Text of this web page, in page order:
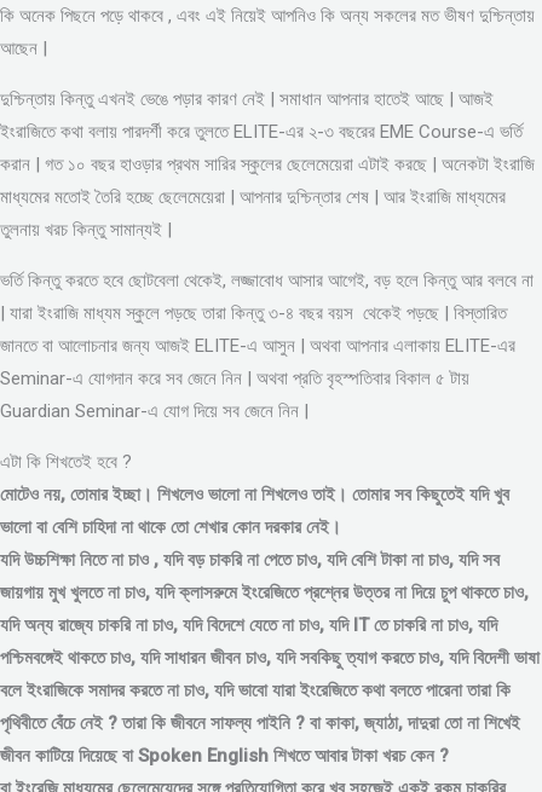
কি অনেক পিছনে পড়ে থাকবে , এবং এই নিয়েই আপনিও কি অন্য সকলের মত ভীষণ দুশ্চিন্তায়
আছেন |
দুশ্চিন্তায় কিন্তু এখনই ভেঙে পড়ার কারণ নেই | সমাধান আপনার হাতেই আছে | আজই
ইংরাজিতে কথা বলায় পারদর্শী করে তুলতে ELITE-এর ২-৩ বছরের EME Course-এ ভর্তি
করান | গত ১০ বছর হাওড়ার প্রথম সারির স্কুলের ছেলেমেয়েরা এটাই করছে | অনেকটা ইংরাজি
মাধ্যমের মতোই তৈরি হচ্ছে ছেলেমেয়েরা | আপনার দুশ্চিন্তার শেষ | আর ইংরাজি মাধ্যমের
তুলনায় খরচ কিন্তু সামান্যই |
ভর্তি কিন্তু করতে হবে ছোটবেলা থেকেই, লজ্জাবোধ আসার আগেই, বড় হলে কিন্তু আর বলবে না
| যারা ইংরাজি মাধ্যম স্কুলে পড়ছে তারা কিন্তু ৩-৪ বছর বয়স থেকেই পড়ছে | বিস্তারিত
জানতে বা আলোচনার জন্য আজই ELITE-এ আসুন | অথবা আপনার এলাকায় ELITE-এর
Seminar-এ যোগদান করে সব জেনে নিন | অথবা প্রতি বৃহস্পতিবার বিকাল ৫ টায়
Guardian Seminar-এ যোগ দিয়ে সব জেনে নিন |
এটা কি শিখতেই হবে ?
মোটেও নয়, তোমার ইচ্ছা। শিখলেও ভালো না শিখলেও তাই। তোমার সব কিছুতেই যদি খুব
ভালো বা বেশি চাহিদা না থাকে তো শেখার কোন দরকার নেই।
যদি উচ্চশিক্ষা নিতে না চাও , যদি বড় চাকরি না পেতে চাও, যদি বেশি টাকা না চাও, যদি সব
জায়গায় মুখ খুলতে না চাও, যদি ক্লাসরুমে ইংরেজিতে প্রশ্নের উত্তর না দিয়ে চুপ থাকতে চাও,
যদি অন্য রাজ্যে চাকরি না চাও, যদি বিদেশে যেতে না চাও, যদি IT তে চাকরি না চাও, যদি
পশ্চিমবঙ্গেই থাকতে চাও, যদি সাধারন জীবন চাও, যদি সবকিছু ত্যাগ করতে চাও, যদি বিদেশী ভাষা
বলে ইংরাজিকে সমাদর করতে না চাও, যদি ভাবো যারা ইংরেজিতে কথা বলতে পারেনা তারা কি
পৃথিবীতে বেঁচে নেই ? তারা কি জীবনে সাফল্য পাইনি ? বা কাকা, জ্যাঠা, দাদুরা তো না শিখেই
জীবন কাটিয়ে দিয়েছে বা Spoken English শিখতে আবার টাকা খরচ কেন ?